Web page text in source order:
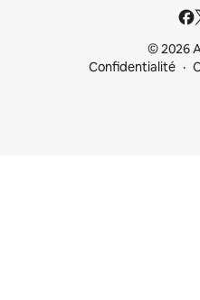
© 2026
Confidentialité